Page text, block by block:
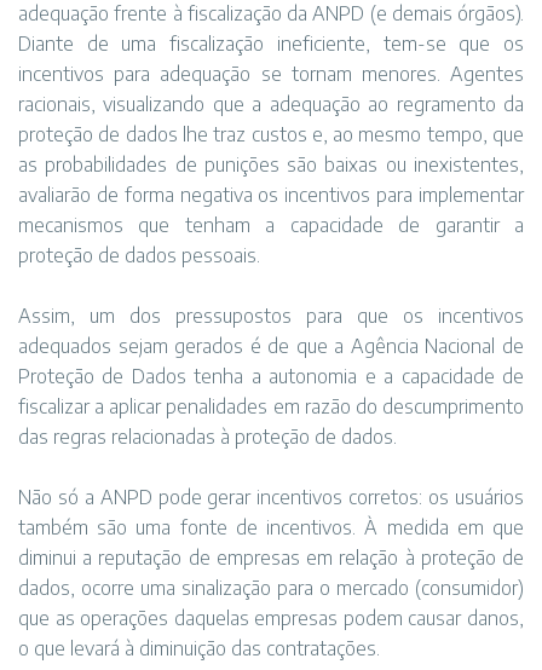
adequação frente à fiscalização da ANPD (e demais órgãos).
Diante de uma fiscalização ineficiente, tem-se que os
incentivos para adequação se tornam menores. Agentes
racionais, visualizando que a adequação ao regramento da
proteção de dados lhe traz custos e, ao mesmo tempo, que
as probabilidades de punições são baixas ou inexistentes,
avaliarão de forma negativa os incentivos para implementar
mecanismos que tenham a capacidade de garantir a
proteção de dados pessoais.
Assim, um dos pressupostos para que os incentivos
adequados sejam gerados é de que a Agência Nacional de
Proteção de Dados tenha a autonomia e a capacidade de
fiscalizar a aplicar penalidades em razão do descumprimento
das regras relacionadas à proteção de dados.
Não só a ANPD pode gerar incentivos corretos: os usuários
também são uma fonte de incentivos. À medida em que
diminui a reputação de empresas em relação à proteção de
dados, ocorre uma sinalização para o mercado (consumidor)
que as operações daquelas empresas podem causar danos,
o que levará à diminuição das contratações.